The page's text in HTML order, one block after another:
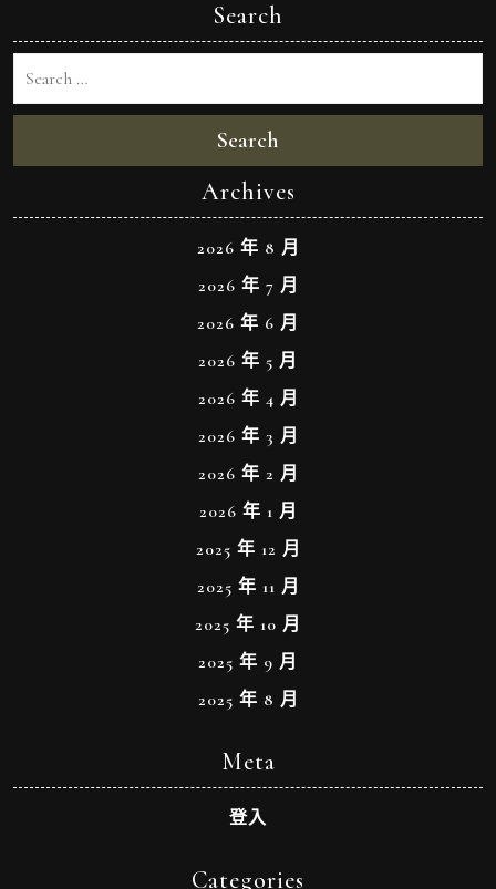
Search
Search
Archives
2026 年 8 月
2026 年 7 月
2026 年 6 月
2026 年 5 月
2026 年 4 月
2026 年 3 月
2026 年 2 月
2026 年 1 月
2025 年 12 月
2025 年 11 月
2025 年 10 月
2025 年 9 月
2025 年 8 月
Meta
登入
Categories